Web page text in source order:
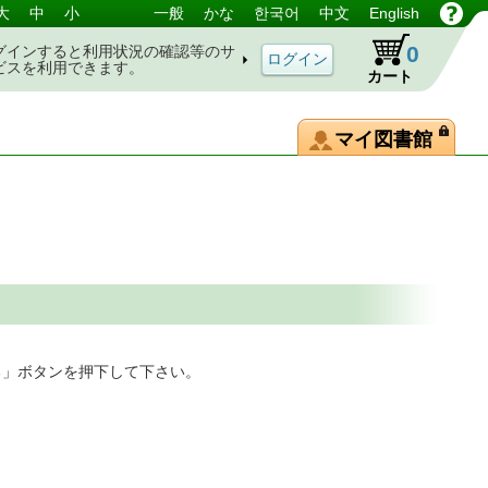
中 小 一般 かな 한국어 中文 English
インすると利用状況の確認等のサ
スを利用できます。
カート
0
マイ図書館
ボタンを押下して下さい。